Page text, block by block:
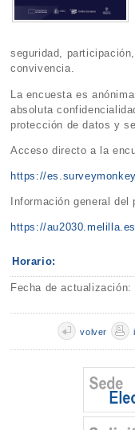
seguridad,
convivencia.
La encuesta es
absoluta
protección de datos y
Acceso directo a la
https://
Información general del
https://
Horario:
Fecha de actualización:
volver